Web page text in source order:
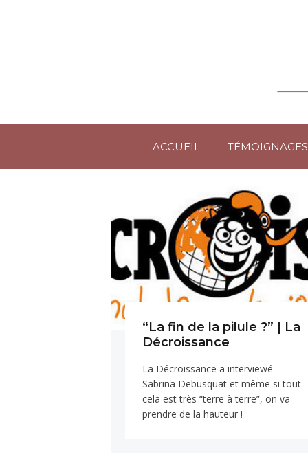
ACCUEIL TÉMOIGNAGES
“La fin de la pilule ?” | La
Décroissance
La Décroissance a interviewé
Sabrina Debusquat et même si tout
cela est très “terre à terre”, on va
prendre de la hauteur !